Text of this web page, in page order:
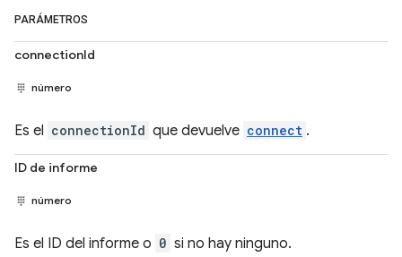
PARÁMETROS
connectionId
número
Es el connectionId que devuelve connect .
ID de informe
número
Es el ID del informe o 0 si no hay ninguno.